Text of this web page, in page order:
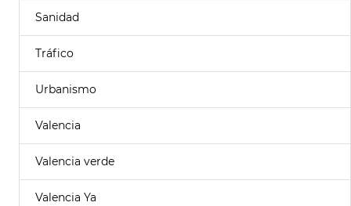
Sanidad
Tráfico
Urbanismo
Valencia
Valencia verde
Valencia Ya